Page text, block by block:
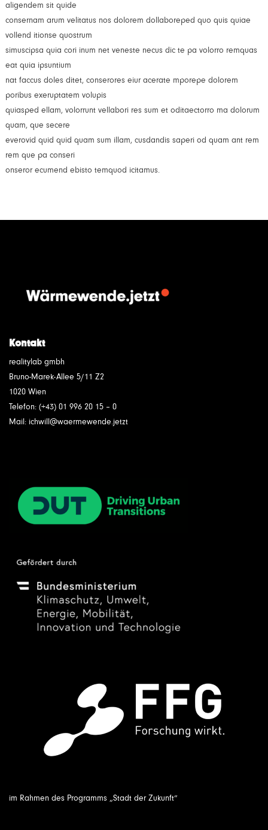
aligendem sit quide
consernam arum velitatus nos dolorem dollaboreped quo quis quiae
vollend itionse quostrum
simuscipsa quia cori inum net veneste necus dic te pa volorro remquas
eat quia ipsuntium
nat faccus doles ditet, conserores eiur acerate mporepe dolorem
poribus exeruptatem volupis
quiasped ellam, volorrunt vellabori res sum et oditaectorro ma dolorum
quam, que secere
everovid quid quid quam sum illam, cusdandis saperi od quam ant rem
rem que pa conseri
onseror ecumend ebisto temquod icitamus.
Kontakt
realitylab gmbh
Bruno-Marek-Allee 5/11 Z2
1020 Wien
Telefon: (+43) 01 996 20 15 – 0
Mail: ichwill@waermewende.jetzt
im Rahmen des Programms „Stadt der Zukunft“